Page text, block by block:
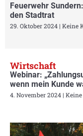
Feuerwehr
den Stadtrat
29. Oktober 2024 Keine
Wirtschaft
Webinar:
wenn mein Kunde
4. November 2024